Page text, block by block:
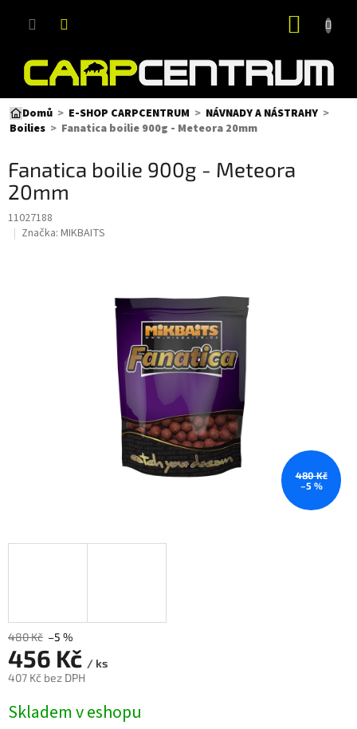
Domů E-SHOP CARPCENTRUM
NÁVNADY A NÁSTRAHY
Boilies
Fanatica boilie 900g - Meteora 20mm
Fanatica boilie 900g - Meteora
20mm
11027188
Značka: MIKBAITS
480 Kč
–5 %
480 Kč –5 %
456 Kč / ks
407 Kč bez DPH
cena:
Skladem v eshopu